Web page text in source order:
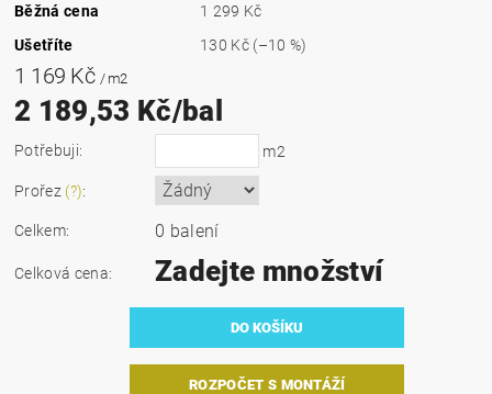
Běžná cena
1 299 Kč
Ušetříte
130 Kč (–10 %)
1 169 Kč / m2
2 189,53 Kč/bal
Potřebuji: m2
Prořez (?):
Celkem: 0 balení
Celková cena: Zadejte množství
ROZPOČET S MONTÁŽÍ